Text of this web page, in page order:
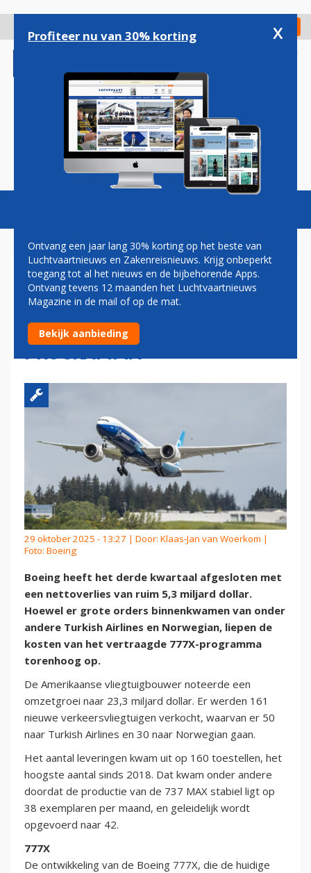
gaan
Check in
Magazine Podcasts Vacatures
BOEING LIJDT MILJARDEN
DOLLARS VERLIES DOOR
VERTRAGING 777X-
PROGRAMMA
29 oktober 2025 - 13:27 | Door: Klaas-Jan van Woerkom |
Foto: Boeing
Boeing heeft het derde kwartaal afgesloten met
een nettoverlies van ruim 5,3 miljard dollar.
Hoewel er grote orders binnenkwamen van onder
andere Turkish Airlines en Norwegian, liepen de
kosten van het vertraagde 777X-programma
torenhoog op.
De Amerikaanse vliegtuigbouwer noteerde een
omzetgroei naar 23,3 miljard dollar. Er werden 161
nieuwe verkeersvliegtuigen verkocht, waarvan er 50
naar Turkish Airlines en 30 naar Norwegian gaan.
Het aantal leveringen kwam uit op 160 toestellen, het
hoogste aantal sinds 2018. Dat kwam onder andere
doordat de productie van de 737 MAX stabiel ligt op
38 exemplaren per maand, en geleidelijk wordt
opgevoerd naar 42.
777X
De ontwikkeling van de Boeing 777X, die de huidige
Profiteer nu van 30% korting x
Ontvang een jaar lang 30% korting op het beste van
Luchtvaartnieuws en Zakenreisnieuws. Krijg onbeperkt
toegang tot al het nieuws en de bijbehorende Apps.
Ontvang tevens 12 maanden het Luchtvaartnieuws
Magazine in de mail of op de mat.
Bekijk aanbieding